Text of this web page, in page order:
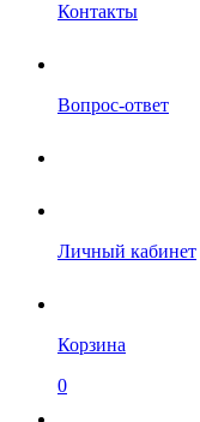
Контакты
Вопрос-ответ
Личный кабинет
Корзина
0